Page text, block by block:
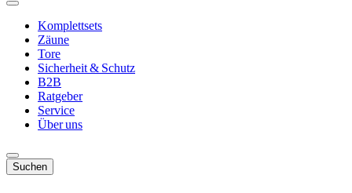
Komplettsets
Zäune
Tore
Sicherheit & Schutz
B2B
Ratgeber
Service
Über uns
Suchen